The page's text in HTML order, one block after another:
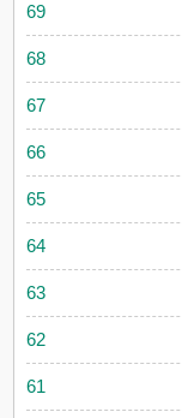
69
68
67
66
65
64
63
62
61